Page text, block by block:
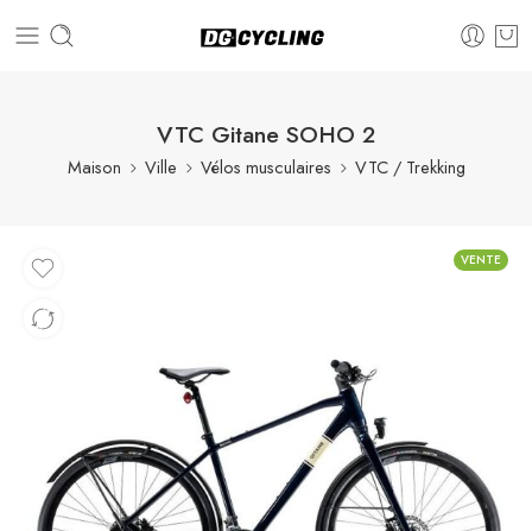
VTC Gitane SOHO 2
Maison Ville Vélos musculaires VTC / Trekking
VENTE